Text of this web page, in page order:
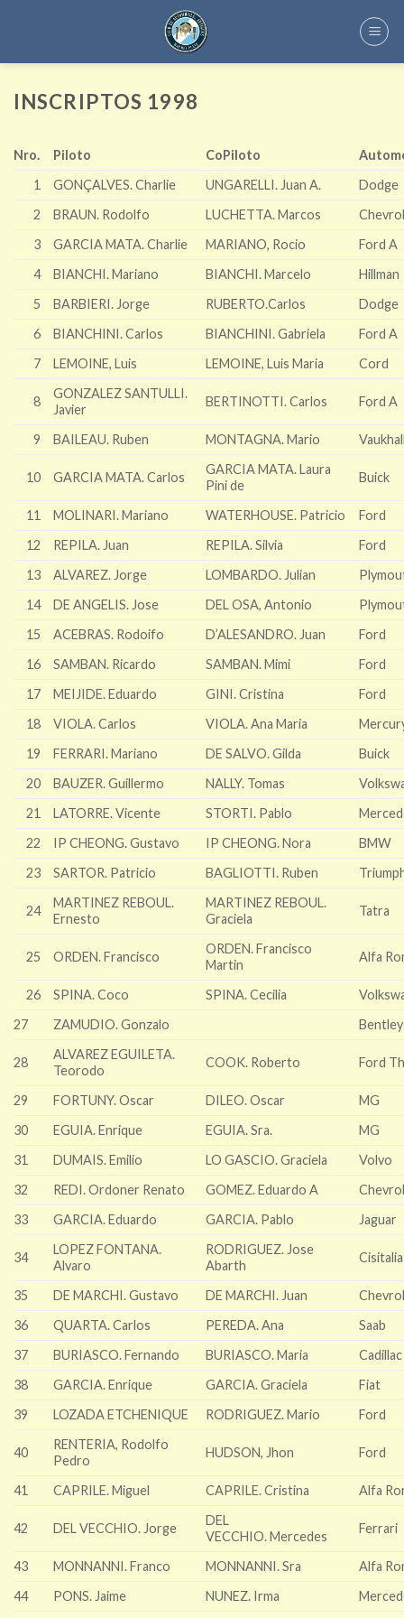
INSCRIPTOS 1998
Nro. Piloto CoPiloto
1
GONÇALVES. Charlie UNGARELLI. Juan A.
Dodge
2
BRAUN. Rodolfo LUCHETTA. Marcos
3
GARCIA MATA. Charlie MARIANO, Rocio
Ford A
4
BIANCHI. Mariano BIANCHI. Marcelo
Hillman
5
BARBIERI. Jorge RUBERTO.Carlos
Dodge
6
BIANCHINI. Carlos BIANCHINI. Gabriela
Ford A
7
LEMOINE, Luis LEMOINE, Luis Maria Cord
8
GONZALEZ SANTULLI.
Javier
BERTINOTTI. Carlos Ford A
9 BAILEAU. Ruben MONTAGNA. Mario
10 GARCIA MATA. Carlos
GARCIA MATA. Laura
Pini de
Buick
11 MOLINARI. Mariano WATERHOUSE. Patricio
Ford
12
REPILA. Juan REPILA. Silvia
Ford
13
ALVAREZ. Jorge LOMBARDO. Julian
14
DE ANGELIS. Jose DEL OSA, Antonio
15
ACEBRAS. Rodoifo D’ALESANDRO. Juan
Ford
16
SAMBAN. Ricardo SAMBAN. Mimi
Ford
17
MEIJIDE. Eduardo GINI. Cristina
Ford
18
VIOLA. Carlos VIOLA. Ana Maria
19
FERRARI. Mariano DE SALVO. Gilda
Buick
20
BAUZER. Guillermo NALLY. Tomas
21
LATORRE. Vicente STORTI. Pablo
22
IP CHEONG. Gustavo IP CHEONG. Nora
BMW
23
SARTOR. Patricio BAGLIOTTI. Ruben
24
MARTINEZ REBOUL.
Ernesto
MARTINEZ REBOUL.
Graciela
Tatra
25 ORDEN. Francisco
ORDEN. Francisco
Martin
Alfa
26 SPINA. Coco SPINA. Cecilia
27
ZAMUDIO. Gonzalo Bentley
28
ALVAREZ EGUILETA.
Teorodo
COOK. Roberto Ford
29 FORTUNY. Oscar DILEO. Oscar
MG
30
EGUIA. Enrique EGUIA. Sra.
MG
31
DUMAIS. Emilio LO GASCIO. Graciela
Volvo
32
REDI. Ordoner Renato GOMEZ. Eduardo A
33
GARCIA. Eduardo GARCIA. Pablo Jaguar
34
LOPEZ FONTANA.
Alvaro
RODRIGUEZ. Jose
Abarth
35 DE MARCHI. Gustavo DE MARCHI. Juan
36
QUARTA. Carlos PEREDA. Ana
Saab
37
BURIASCO. Fernando BURIASCO. Maria
Cadillac
38
GARCIA. Enrique GARCIA. Graciela
Fiat
39
LOZADA ETCHENIQUE RODRIGUEZ. Mario Ford
40
RENTERIA, Rodolfo
Pedro
HUDSON, Jhon Ford
41 CAPRILE. Miguel CAPRILE. Cristina Alfa
42 DEL VECCHIO. Jorge
DEL
VECCHIO. Mercedes
Ferrari
43 MONNANNI. Franco MONNANNI. Sra
Alfa
44
PONS. Jaime NUNEZ. Irma